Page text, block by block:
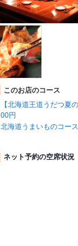
このお店のコース
【北海道王道うだつ夏
00円
北海道うまいものコー
ネット予約の空席状況